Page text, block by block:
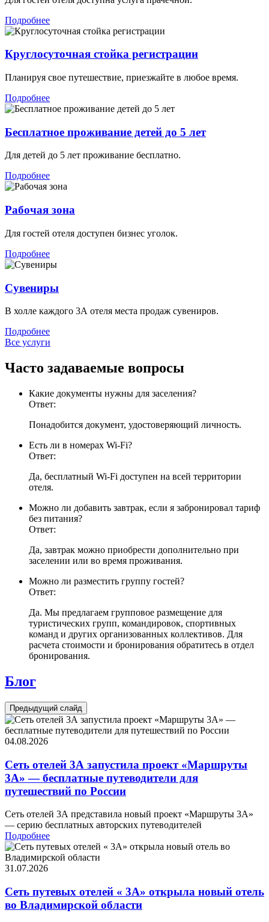
Подробнее
Круглосуточная стойка регистрации
Планируя свое путешествие, приезжайте в любое время.
Подробнее
Бесплатное проживание детей до 5 лет
Для детей до 5 лет проживание бесплатно.
Подробнее
Рабочая зона
Для гостей отеля доступен бизнес уголок.
Подробнее
Сувениры
В холле каждого 3А отеля места продаж сувениров.
Подробнее
Все услуги
Часто задаваемые вопросы
Какие документы нужны для заселения?
Ответ:
Понадобится документ, удостоверяющий личность.
Есть ли в номерах Wi-Fi?
Ответ:
Да, бесплатный Wi-Fi доступен на всей территории
отеля.
Можно ли добавить завтрак, если я забронировал тариф
без питания?
Ответ:
Да, завтрак можно приобрести дополнительно при
заселении или во время проживания.
Можно ли разместить группу гостей?
Ответ:
Да. Мы предлагаем групповое размещение для
туристических групп, командировок, спортивных
команд и других организованных коллективов. Для
расчета стоимости и бронирования обратитесь в отдел
бронирования.
Блог
Предыдущий слайд
04.08.2026
Сеть отелей 3А запустила проект «Маршруты
3А» — бесплатные путеводители для
путешествий по России
Сеть отелей 3А представила новый проект «Маршруты 3А»
— серию бесплатных авторских путеводителей
Подробнее
31.07.2026
Сеть путевых отелей « 3А» открыла новый отель
во Владимирской области